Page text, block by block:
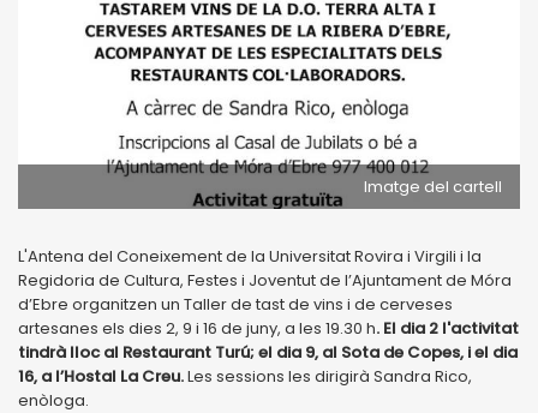
Imatge del cartell
L'Antena del Coneixement de la Universitat Rovira i Virgili i la
Regidoria de Cultura, Festes i Joventut de l’Ajuntament de Móra
d’Ebre organitzen un Taller de tast de vins i de cerveses
artesanes els dies 2, 9 i 16 de juny, a les 19.30 h. El dia 2 l'activitat
tindrà lloc al Restaurant Turú; el dia 9, al Sota de Copes, i el dia
16, a l’Hostal La Creu.Les sessions les dirigirà Sandra Rico,
enòloga.